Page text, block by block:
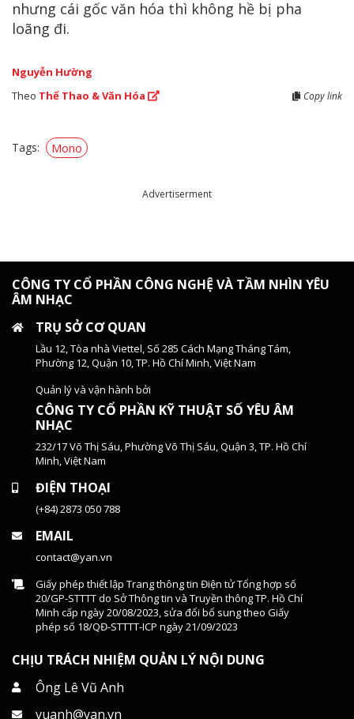
nhưng cái gốc văn hóa thì không hề bị pha
loãng đi.
Nguyễn Hường
Theo Thể Thao & Văn Hóa Copy link
Tags: Mono
Advertiserment
CÔNG TY CỔ PHẦN CÔNG NGHỆ VÀ TẦM NHÌN YÊU
ÂM NHẠC
TRỤ SỞ CƠ QUAN
Lầu 12, Tòa nhà Viettel, Số 285 Cách Mạng Tháng Tám,
Phường 12, Quận 10, TP. Hồ Chí Minh, Việt Nam
Quản lý và vận hành bởi
CÔNG TY CỔ PHẦN KỸ THUẬT SỐ YÊU ÂM
NHẠC
232/17 Võ Thị Sáu, Phường Võ Thị Sáu, Quận 3, TP. Hồ Chí
Minh, Việt Nam
ĐIỆN THOẠI
(+84) 2873 050 788
EMAIL
contact@yan.vn
Giấy phép thiết lập Trang thông tin Điện tử Tổng hợp số
20/GP-STTTT do Sở Thông tin và Truyền thông TP. Hồ Chí
Minh cấp ngày 20/08/2023, sửa đổi bổ sung theo Giấy
phép số 18/QĐ-STTTT-ICP ngày 21/09/2023
CHỊU TRÁCH NHIỆM QUẢN LÝ NỘI DUNG
Ông Lê Vũ Anh
vuanh@yan.vn